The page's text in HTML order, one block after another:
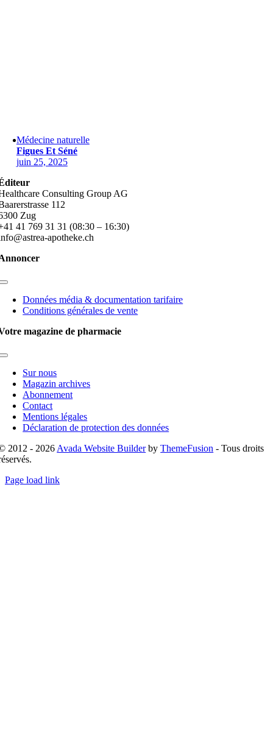
Médecine naturelle
Figues Et Séné
juin 25, 2025
Consulting Group AG
112
Zug
41 769 31 31 (08:30 – 16:30)
apotheke.ch
Toggle
NavigationDonnées média & documentation tarifaire
Conditions générales de vente
magazine de pharmacie
Toggle
NavigationSur nous
Magazin archives
Abonnement
Contact
Mentions légales
Déclaration de protection des données
2012 - 2026 Avada Website BuilderbyThemeFusion - Tous droits
Page load link